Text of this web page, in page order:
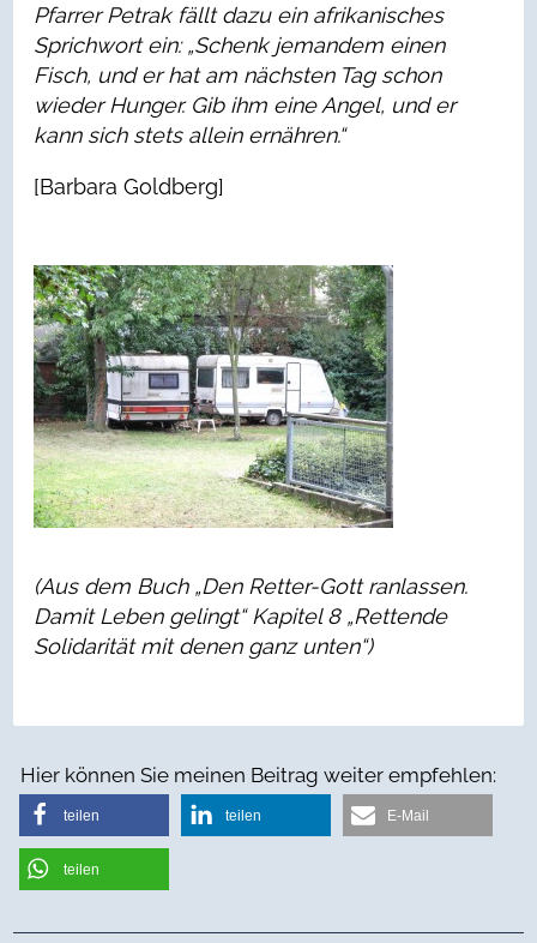
Pfarrer Petrak fällt dazu ein afrikanisches
Sprichwort ein: „Schenk jemandem einen
Fisch, und er hat am nächsten Tag schon
wieder Hunger. Gib ihm eine Angel, und er
kann sich stets allein ernähren.“
[Barbara Goldberg]
(Aus dem Buch „Den Retter-Gott ranlassen.
Damit Leben gelingt“ Kapitel 8 „Rettende
Solidarität mit denen ganz unten“)
Hier können Sie meinen Beitrag weiter empfehlen:
teilen teilen E-Mail
teilen